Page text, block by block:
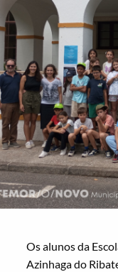
Os alunos da
Azinhaga do